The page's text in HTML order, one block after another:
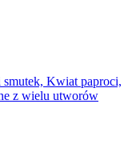
smutek, Kwiat paproci,
z wielu utworów